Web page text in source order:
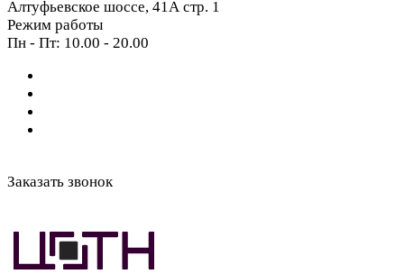
Алтуфьевское шоссе, 41А стр. 1
Режим работы
Пн - Пт: 10.00 - 20.00
Заказать звонок